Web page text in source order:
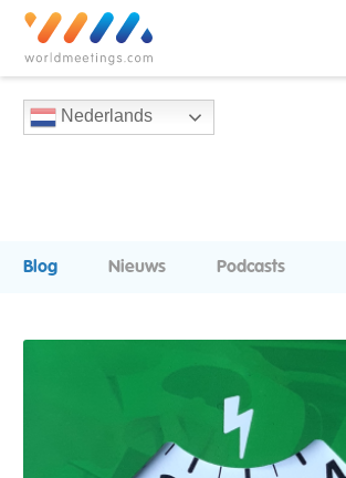
Nederlands
Blog Nieuws Podcasts